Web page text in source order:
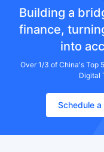
Building a
finance,
into
Over 1/3 of China's Top
Digital
Schedule a